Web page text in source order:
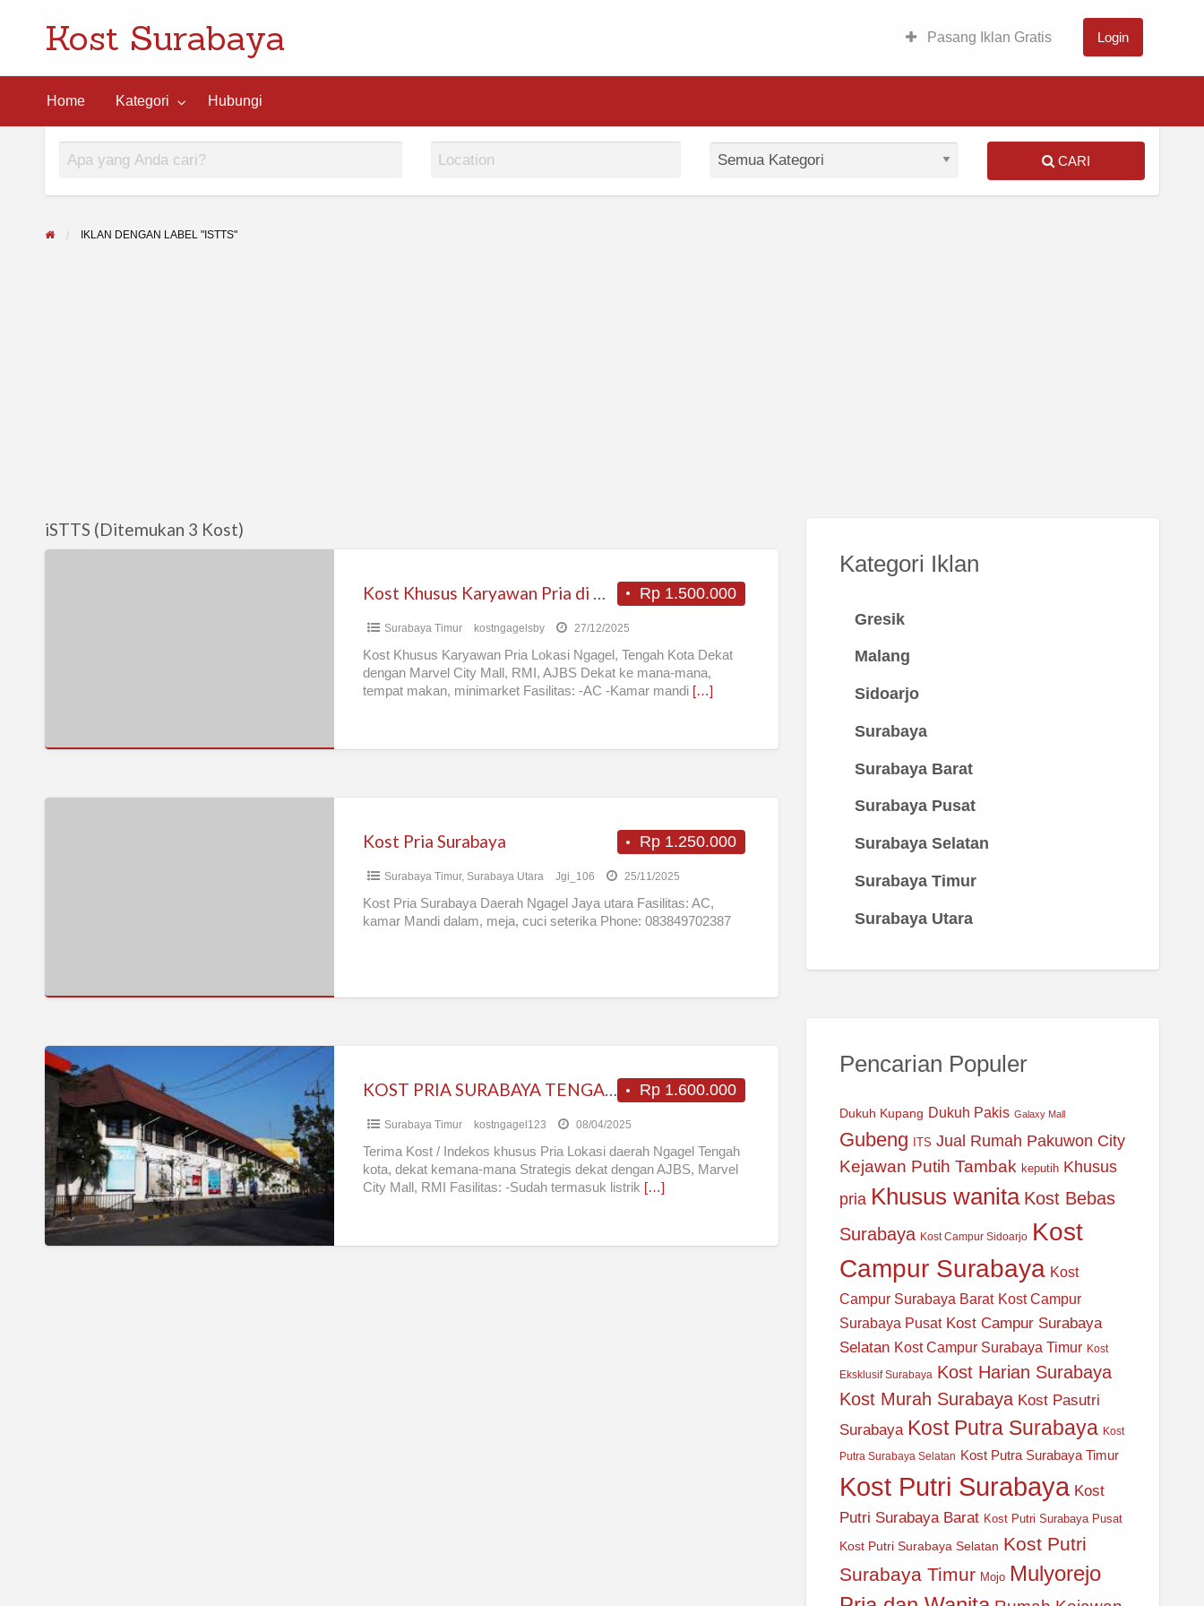
Kost Surabaya Pasang Iklan Gratis Login
Home Kategori Hubungi
CARI
IKLAN DENGAN LABEL "ISTTS"
iSTTS (Ditemukan 3 Kost)
Rp 1.500.000
Kost Khusus Karyawan Pria di Ngagel
Surabaya Timur kostngagelsby 27/12/2025
Kost Khusus Karyawan Pria Lokasi Ngagel, Tengah Kota Dekat
dengan Marvel City Mall, RMI, AJBS Dekat ke mana-mana,
tempat makan, minimarket Fasilitas: -AC -Kamar mandi […]
Rp 1.250.000
Kost Pria Surabaya
Surabaya Timur, Surabaya Utara Jgi_106 25/11/2025
Kost Pria Surabaya Daerah Ngagel Jaya utara Fasilitas: AC,
kamar Mandi dalam, meja, cuci seterika Phone: 083849702387
KOST
PRIA
SURABAYA
TENGAH
KOTA
Rp 1.600.000
KOST PRIA SURABAYA TENGAH KOTA
Surabaya Timur kostngagel123 08/04/2025
Terima Kost / Indekos khusus Pria Lokasi daerah Ngagel Tengah
kota, dekat kemana-mana Strategis dekat dengan AJBS, Marvel
City Mall, RMI Fasilitas: -Sudah termasuk listrik […]
Kategori Iklan
Gresik
Malang
Sidoarjo
Surabaya
Surabaya Barat
Surabaya Pusat
Surabaya Selatan
Surabaya Timur
Surabaya Utara
Pencarian Populer
Dukuh Kupang Dukuh Pakis Galaxy Mall
Gubeng ITS Jual Rumah Pakuwon City
Kejawan Putih Tambak keputih Khusus
pria Khusus wanita Kost Bebas
Surabaya Kost Campur Sidoarjo Kost
Campur Surabaya Kost
Campur Surabaya Barat Kost Campur
Surabaya Pusat Kost Campur Surabaya
Selatan Kost Campur Surabaya Timur Kost
Eksklusif Surabaya Kost Harian Surabaya
Kost Murah Surabaya Kost Pasutri
Surabaya Kost Putra Surabaya Kost
Putra Surabaya Selatan Kost Putra Surabaya Timur
Kost Putri Surabaya Kost
Putri Surabaya Barat Kost Putri Surabaya Pusat
Kost Putri Surabaya Selatan Kost Putri
Surabaya Timur Mojo Mulyorejo